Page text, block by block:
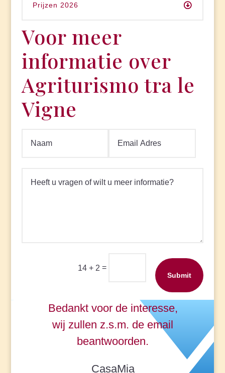
Prijzen 2026
Voor meer
informatie over
Agriturismo tra le
Vigne
14 + 2 =
Submit
Bedankt voor de interesse,
wij zullen z.s.m. de email
beantwoorden.
CasaMia